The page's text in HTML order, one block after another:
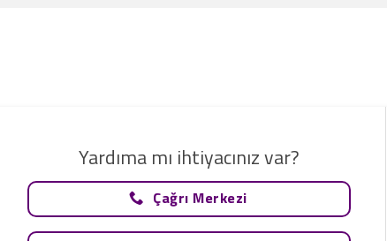
Yardıma mı ihtiyacınız var?
Çağrı Merkezi